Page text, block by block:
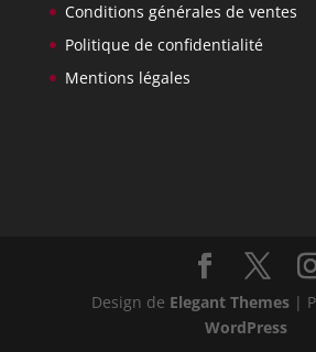
Conditions générales de ventes
Politique de confidentialité
Mentions légales
Design de Elegant Themes|
WordPress